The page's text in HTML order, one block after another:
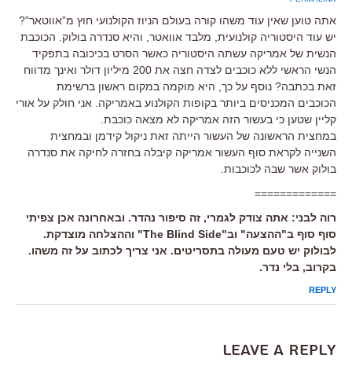
אתה טוען שאין עוד משהו קורה בעולם הניוז הקולנועי חוץ מ”אווטאר”?
יש עוד היסטוריה קולנועית, מלבד אוואטר, והיא סנדרה בולוק. הכוכבת
הנשית של אמריקה עשתה היסטוריה כאשר הסרט בכיכובה בתפקיד
הנשי הראשי ללא כוכבים לצדה חצה את 200 מיליון דולר ואינך מדווח
זאת בכתבה? נוסף על כך, היא מוקמה במקום ראשון ברשימת
הכוכבים המכניסים ביותר בקופות הקולנוע באמריקה. אני חולק על אורי
קליין שטען כי בעשור הזה אמריקה לא מצאה כוכבת.
במחצית הראשונה של העשור הייתה זאת ניקול קידמן ובמחצית
השנייה לקראת סוף העשור אמריקה קיבלה בחזרה לחיקה את סנדרה
בולוק אשר שבה לכוכבות.
=============
רוה לבני: אתה צודק לגמרי, זה סיפור נהדר. ובאחרונה אכן צפיתי
סוף סוף ב"ההצעה" וב"The Blind Side" וההצלחה מוצדקת.
לבולוק יש טעם מעולה בתסריטים. אני צריך לכתוב על זה משהו.
בקרוב, בלי נדר.
REPLY
Leave a Reply